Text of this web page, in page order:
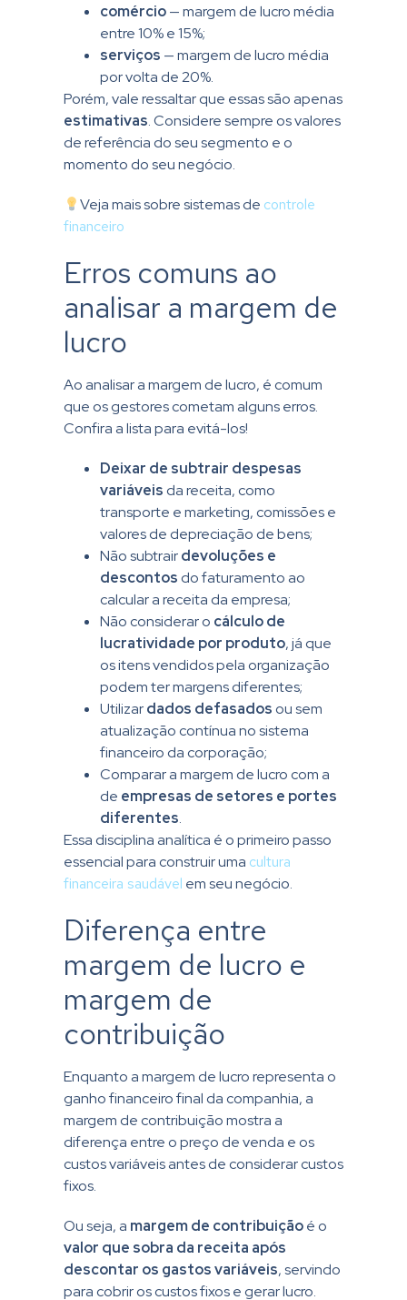
comércio— margem de lucro média
entre 10% e 15%;
serviços — margem de lucro média
por volta de 20%.
Porém, vale ressaltar que essas são apenas
estimativas. Considere sempre os valores
de referência do seu segmento e o
momento do seu negócio.
Veja mais sobre sistemas de controle
financeiro
Erros comuns ao
analisar a margem de
lucro
Ao analisar a margem de lucro, é comum
que os gestores cometam alguns erros.
Confira a lista para evitá-los!
Deixar de subtrair despesas
variáveis da receita, como
transporte e marketing, comissões e
valores de depreciação de bens;
Não subtrairdevoluções e
descontos do faturamento ao
calcular a receita da empresa;
Não considerar o cálculo de
lucratividade por produto, já que
os itens vendidos pela organização
podem ter margens diferentes;
Utilizardados defasados ou sem
atualização contínua no sistema
financeiro da corporação;
Comparar a margem de lucro com a
de empresas de setores e portes
diferentes.
Essa disciplina analítica é o primeiro passo
essencial para construir uma cultura
financeira saudável em seu negócio.
Diferença entre
margem de lucro e
margem de
contribuição
Enquanto a margem de lucro representa o
ganho financeiro final da companhia, a
margem de contribuição mostra a
diferença entre o preço de venda e os
custos variáveis antes de considerar custos
fixos.
Ou seja, a margem de contribuiçãoé o
valor que sobra da receita após
descontar os gastos variáveis, servindo
para cobrir os custos fixos e gerar lucro.